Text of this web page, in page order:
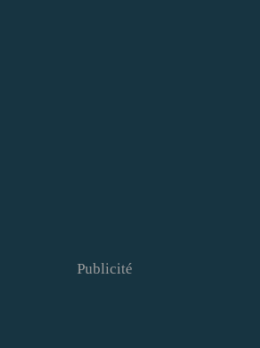
Publicité